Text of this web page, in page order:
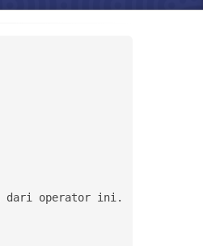
dari operator ini.